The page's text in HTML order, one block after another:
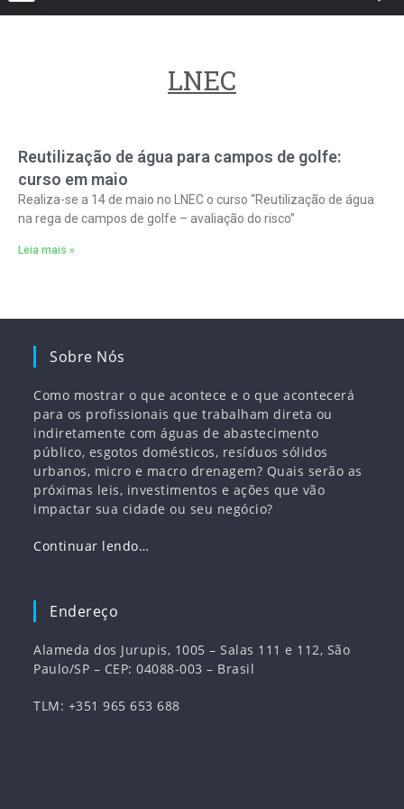
LNEC
Reutilização de água para campos de golfe:
curso em maio
Realiza-se a 14 de maio no LNEC o curso “Reutilização de água
na rega de campos de golfe – avaliação do risco”
Leia mais »
Sobre Nós
Como mostrar o que acontece e o que acontecerá
para os profissionais que trabalham direta ou
indiretamente com águas de abastecimento
público, esgotos domésticos, resíduos sólidos
urbanos, micro e macro drenagem? Quais serão as
próximas leis, investimentos e ações que vão
impactar sua cidade ou seu negócio?
Continuar lendo…
Endereço
Alameda dos Jurupis, 1005 – Salas 111 e 112, São
Paulo/SP – CEP: 04088-003 – Brasil
TLM: +351 965 653 688